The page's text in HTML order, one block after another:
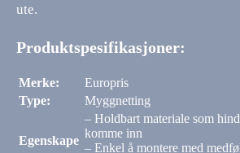
ute.
Produktspesifikasjoner:
Merke:
Europris
Type:
Myggnetting
Egenskape
– Holdbart materiale som
komme inn
– Enkel å montere med